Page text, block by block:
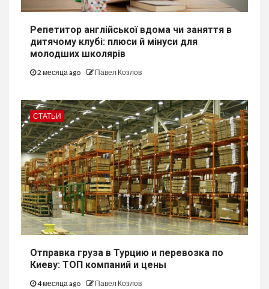
Репетитор англійської вдома чи заняття в
дитячому клубі: плюси й мінуси для
молодших школярів
2 месяца ago Павел Козлов
СТАТЬИ
Отправка груза в Турцию и перевозка по
Киеву: ТОП компаний и цены
4 месяца ago Павел Козлов